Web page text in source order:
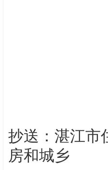
抄送：湛江市
房和城乡